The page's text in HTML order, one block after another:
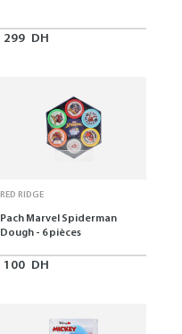
299 DH
RED RIDGE
Pach Marvel Spiderman
Dough - 6 pièces
100 DH